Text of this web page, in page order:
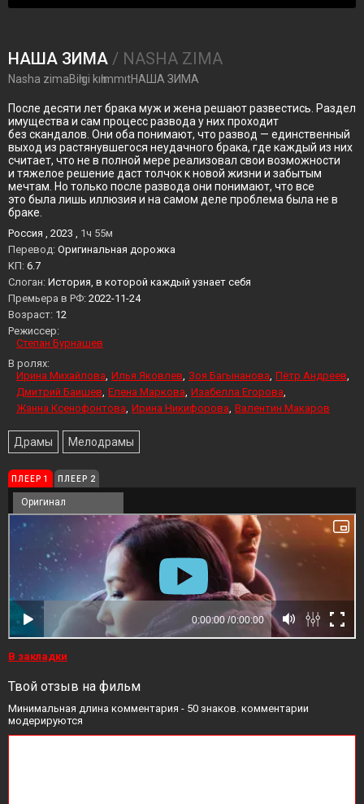
НАША ЗИМА / NASHA ZIMA
Nasha zimaBiһigi kıһımmıtНАША ЗИМА
После десяти лет брака муж и жена решают развестись. Раздел
имущества и сам процесс развода у них проходит
без скандалов. Они оба понимают, что развод — единственный
выход из растянувшегося неудачного брака, где каждый из них
считает, что не в полной мере реализовал свои возможности
и тяжелое решение даст толчок к новой жизни и забытым
мечтам. Но только после развода они понимают, что все
это была лишь иллюзия и на самом деле проблема была не в
браке.
Россия , 2023 , 1ч 55м
Перевод: Оригинальная дорожка
KП: 6.7
Слоган: История, в которой каждый узнает себя
Премьера в РФ: 2022-11-24
Возраст: 12
Режиссер:
Степан Бурнашев
В ролях:
Ирина Михайлова Илья Яковлев Зоя Багынанова Пётр Андреев
Дмитрий Баишев Елена Маркова Изабелла Егорова
Жанна Ксенофонтова Ирина Никифорова Валентин Макаров
Драмы Мелодрамы
ПЛЕЕР 1 ПЛЕЕР 2
Оригинал
В закладки
Твой отзыв на фильм
Минимальная длина комментария - 50 знаков. комментарии
модерируются